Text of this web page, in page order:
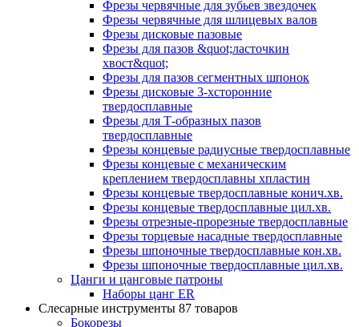
Фрезы червячные для зубьев звездочек
Фрезы червячные для шлицевых валов
Фрезы дисковые пазовые
Фрезы для пазов &quot;ласточкин
хвост&quot;
Фрезы для пазов сегментных шпонок
Фрезы дисковые 3-хсторонние
твердосплавные
Фрезы для Т-образных пазов
твердосплавные
Фрезы концевые радиусные твердосплавные
Фрезы концевые с механическим
креплением твердосплавны хпластин
Фрезы концевые твердосплавные конич.хв.
Фрезы концевые твердосплавные цил.хв.
Фрезы отрезные-прорезные твердосплавные
Фрезы торцевые насадные твердосплавные
Фрезы шпоночные твердосплавные кон.хв.
Фрезы шпоночные твердосплавные цил.хв.
Цанги и цанговые патроны
Наборы цанг ER
Слесарные инструменты 87 товаров
Бокорезы